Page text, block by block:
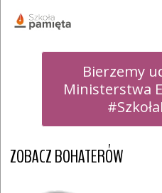
Bierzemy
ZOBACZ BOHATERÓW